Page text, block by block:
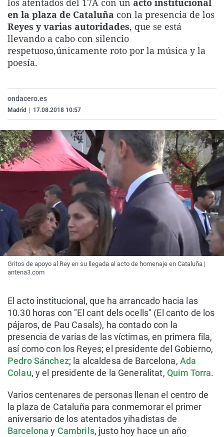
La rosa de los vientos
Gente viajera
Caso
Retornados
Extremadura
Galicia
Virales
Televisión
los atentados del 17A con un acto institucional
en la plaza de Cataluña con la presencia de los
Reyes y varias autoridades, que se está
llevando a cabo con silencio
respetuoso,únicamente roto por la música y la
poesía.
ondacero.es
Madrid 17.08.2018 10:57
Gritos de apoyo al Rey en su llegada al acto de homenaje en Cataluña |
antena3.com
El acto institucional, que ha arrancado hacia las
10.30 horas con "El cant dels ocells" (El canto de los
pájaros, de Pau Casals), ha contado con la
presencia de varias de las víctimas, en primera fila,
así como con los Reyes; el presidente del Gobierno,
Pedro Sánchez; la alcaldesa de Barcelona, Ada
Colau, y el presidente de la Generalitat, Quim Torra.
Varios centenares de personas llenan el centro de
la plaza de Cataluña para conmemorar el primer
aniversario de los atentados yihadistas de
Barcelona y Cambrils, justo hoy hace un año